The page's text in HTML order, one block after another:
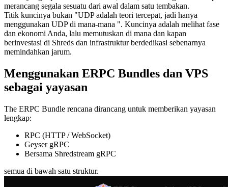
merancang segala sesuatu dari awal dalam satu tembakan.
Titik kuncinya bukan "UDP adalah teori tercepat, jadi hanya
menggunakan UDP di mana-mana ". Kuncinya adalah melihat fase
dan ekonomi Anda, lalu memutuskan di mana dan kapan
berinvestasi di Shreds dan infrastruktur berdedikasi sebenarnya
memindahkan jarum.
Menggunakan ERPC Bundles dan VPS
sebagai yayasan
The ERPC Bundle rencana dirancang untuk memberikan yayasan
lengkap:
RPC (HTTP / WebSocket)
Geyser gRPC
Bersama Shredstream gRPC
semua di bawah satu struktur.